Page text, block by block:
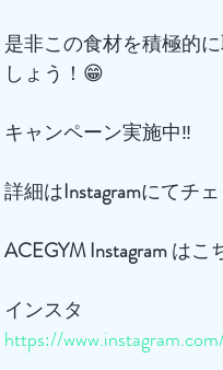
是非この食材を積極的
しょう！😁
キャンペーン実施中‼️
詳細はInstagramにてチェ
ACEGYM Instagram はこ
インスタ
https://